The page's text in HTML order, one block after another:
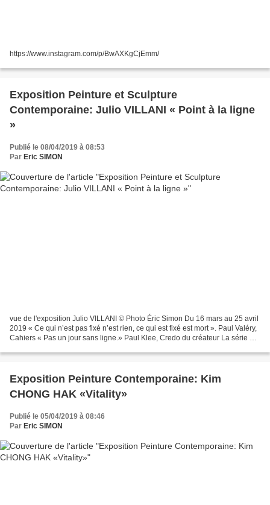
https://www.instagram.com/p/BwAXKgCjEmm/
Exposition Peinture et Sculpture
Contemporaine: Julio VILLANI « Point à la ligne
»
Publié le 08/04/2019 à 08:53
Par Eric SIMON
vue de l'exposition Julio VILLANI © Photo Éric Simon Du 16 mars au 25 avril
2019 « Ce qui n’est pas fixé n’est rien, ce qui est fixé est mort ». Paul Valéry,
Cahiers « Pas un jour sans ligne.» Paul Klee, Credo du créateur La série de
Exposition Peinture Contemporaine: Kim
CHONG HAK «Vitality»
Publié le 05/04/2019 à 08:46
Par Eric SIMON